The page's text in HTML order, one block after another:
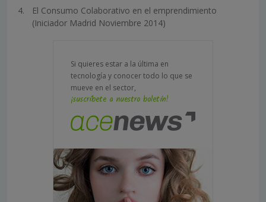
El Consumo Colaborativo en el emprendimiento
(Iniciador Madrid Noviembre 2014)
Si quieres estar a la última en
tecnología y conocer todo lo que se
mueve en el sector,
¡suscríbete a nuestro boletín!